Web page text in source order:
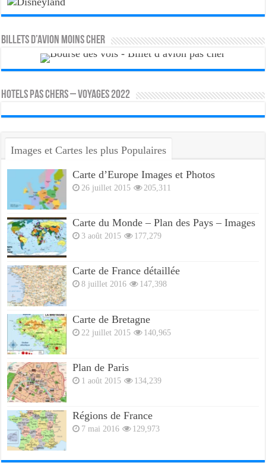
Billets d’avion moins cher
HOTELS PAS CHERS – VOYAGES 2022
Images et Cartes les plus Populaires
Carte d’Europe Images et Photos
26 juillet 2015 205,311
Carte du Monde – Plan des Pays – Images
3 août 2015 177,279
Carte de France détaillée
8 juillet 2016 147,398
Carte de Bretagne
22 juillet 2015 140,965
Plan de Paris
1 août 2015 134,239
Régions de France
7 mai 2016 129,973